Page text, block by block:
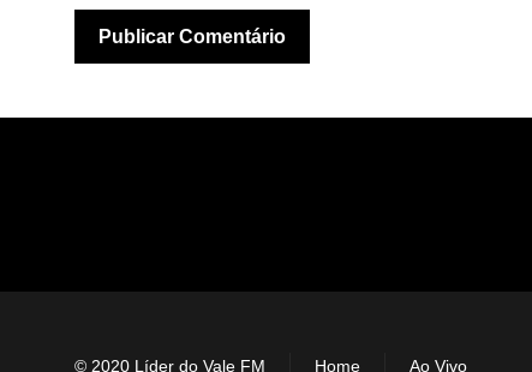
© 2020 Líder do Vale FM Home Ao Vivo